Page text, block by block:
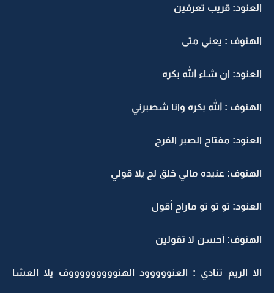
العنود: قريب تعرفين
الهنوف : يعني متى
العنود: ان شاء الله بكره
الهنوف : الله بكره وانا شصبرني
العنود: مفتاح الصبر الفرج
الهنوف: عنيده مالي خلق لج يلا قولي
العنود: تو تو تو ماراح أقول
الهنوف: أحسن لا تقولين
الا الريم تنادي : العنووووود الهنوووووووووف يلا العشا